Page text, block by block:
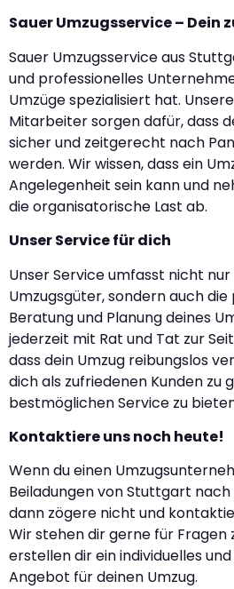
Sauer Umzugsservice – Dein
Sauer Umzugsservice aus
und professionelles
Umzüge spezialisiert hat.
Mitarbeiter sorgen dafür, dass
sicher und zeitgerecht nach
werden. Wir wissen, dass ein
Angelegenheit sein kann und
die organisatorische Last ab.
Unser Service für dich
Unser Service umfasst nicht
Umzugsgüter, sondern auch
Beratung und Planung deines
jederzeit mit Rat und Tat zur
dass dein Umzug reibungslos
dich als zufriedenen Kunden zu
bestmöglichen Service zu
Kontaktiere uns noch heute!
Wenn du einen
Beiladungen von Stuttgart
dann zögere nicht und
Wir stehen dir gerne für Fragen
erstellen dir ein individuelles
Angebot für deinen Umzug.